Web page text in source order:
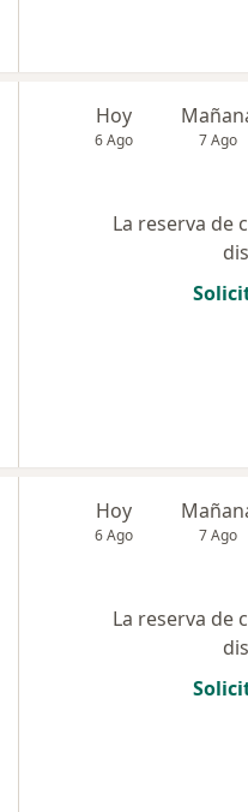
Hoy
6 Ago 7 Ago
La reserva de
Hoy
6 Ago 7 Ago
La reserva de